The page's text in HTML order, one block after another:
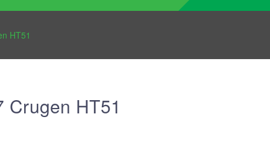
HT51
Crugen HT51